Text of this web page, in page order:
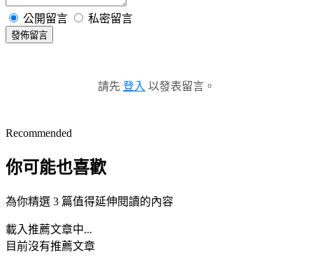
公開留言 私密留言
發佈留言
請先 登入 以發表留言。
Recommended
你可能也喜歡
為你精選 3 篇值得延伸閱讀的內容
載入推薦文章中...
目前沒有推薦文章